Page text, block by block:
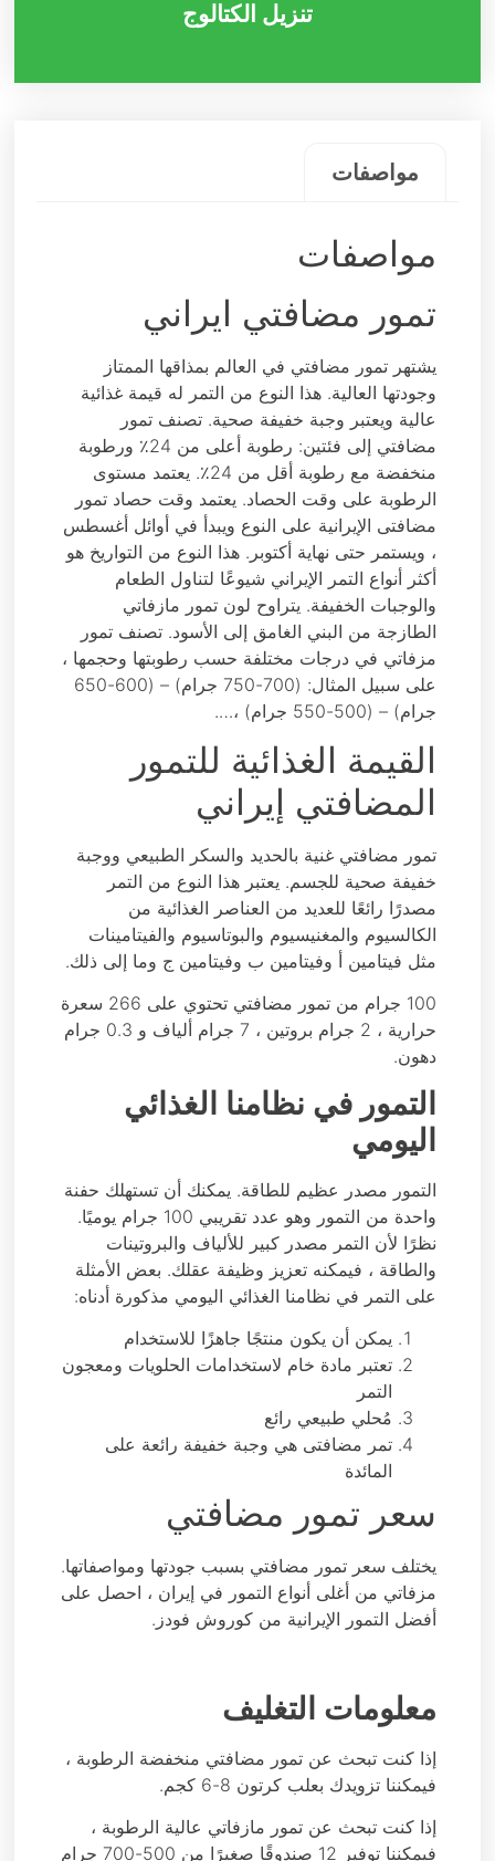
تنزیل الکتالوج
مواصفات
مواصفات
تمور مضافتي ايراني
يشتهر تمور مضافتي في العالم بمذاقها الممتاز
وجودتها العالية. هذا النوع من التمر له قيمة غذائية
عالية ويعتبر وجبة خفيفة صحية. تصنف تمور
مضافتي إلى فئتين: رطوبة أعلى من 24٪ ورطوبة
منخفضة مع رطوبة أقل من 24٪. يعتمد مستوى
الرطوبة على وقت الحصاد. يعتمد وقت حصاد تمور
مضافتی الإيرانية على النوع ويبدأ في أوائل أغسطس
، ويستمر حتى نهاية أكتوبر. هذا النوع من التواريخ هو
أكثر أنواع التمر الإيراني شيوعًا لتناول الطعام
والوجبات الخفيفة. يتراوح لون تمور مازفاتي
الطازجة من البني الغامق إلى الأسود. تصنف تمور
مزفاتي في درجات مختلفة حسب رطوبتها وحجمها ،
على سبيل المثال: (700-750 جرام) – (600-650
جرام) – (500-550 جرام) ،….
القيمة الغذائية للتمور
المضافتي إيراني
تمور مضافتي غنية بالحديد والسكر الطبيعي ووجبة
خفيفة صحية للجسم. يعتبر هذا النوع من التمر
مصدرًا رائعًا للعديد من العناصر الغذائية من
الكالسيوم والمغنيسيوم والبوتاسيوم والفيتامينات
مثل فيتامين أ وفيتامين ب وفيتامين ج وما إلى ذلك.
100 جرام من تمور مضافتي تحتوي على 266 سعرة
حرارية ، 2 جرام بروتين ، 7 جرام ألياف و 0.3 جرام
دهون.
التمور في نظامنا الغذائي
اليومي
التمور مصدر عظيم للطاقة. يمكنك أن تستهلك حفنة
واحدة من التمور وهو عدد تقريبي 100 جرام يوميًا.
نظرًا لأن التمر مصدر كبير للألياف والبروتينات
والطاقة ، فيمكنه تعزيز وظيفة عقلك. بعض الأمثلة
على التمر في نظامنا الغذائي اليومي مذكورة أدناه:
يمكن أن يكون منتجًا جاهزًا للاستخدام
تعتبر مادة خام لاستخدامات الحلويات ومعجون
التمر
مُحلي طبيعي رائع
تمر مضافتی هي وجبة خفيفة رائعة على
المائدة
سعر تمور مضافتي
يختلف سعر تمور مضافتي بسبب جودتها ومواصفاتها.
مزفاتي من أغلى أنواع التمور في إيران ، احصل على
أفضل التمور الإيرانية من كوروش فودز.
معلومات التغليف
إذا كنت تبحث عن تمور مضافتي منخفضة الرطوبة ،
فيمكننا تزويدك بعلب كرتون 8-6 كجم.
إذا كنت تبحث عن تمور مازفاتي عالية الرطوبة ،
فيمكننا توفير 12 صندوقًا صغيرًا من 500-700 جرام